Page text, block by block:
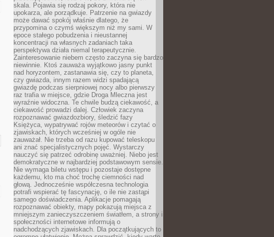
skala. Pojawia się rodzaj pokory, która nie
upokarza, ale porządkuje. Patrzenie na gwiazdy
może dawać spokój właśnie dlatego, że
przypomina o czymś większym niż my sami. W
epoce stałego pobudzenia i nieustannej
koncentracji na własnych zadaniach taka
perspektywa działa niemal terapeutycznie.
Zainteresowanie niebem często zaczyna się bardzo
niewinnie. Ktoś zauważa wyjątkowo jasny punkt
nad horyzontem, zastanawia się, czy to planeta,
czy gwiazda, innym razem widzi spadającą
gwiazdę podczas sierpniowej nocy albo pierwszy
raz trafia w miejsce, gdzie Droga Mleczna jest
wyraźnie widoczna. Te chwile budzą ciekawość, a
ciekawość prowadzi dalej. Człowiek zaczyna
rozpoznawać gwiazdozbiory, śledzić fazy
Księżyca, wypatrywać rojów meteorów i czytać o
zjawiskach, których wcześniej w ogóle nie
zauważał. Nie trzeba od razu kupować teleskopu
ani znać specjalistycznych pojęć. Wystarczy
nauczyć się patrzeć odrobinę uważniej. Niebo jest
demokratyczne w najbardziej podstawowym sensie.
Nie wymaga biletu wstępu i pozostaje dostępne
każdemu, kto ma choć trochę ciemności nad
głową. Jednocześnie współczesna technologia
potrafi wspierać tę fascynację, o ile nie zastąpi
samego doświadczenia. Aplikacje pomagają
rozpoznawać obiekty, mapy pokazują miejsca z
mniejszym zanieczyszczeniem światłem, a strony i
społeczności internetowe informują o
nadchodzących zjawiskach. Dla początkujących to